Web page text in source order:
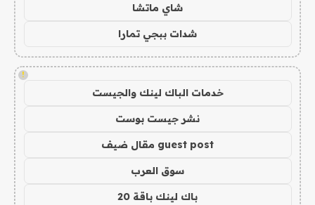
شاي ماتشا
شدات ببجي تمارا
!
خدمات الباك لينك والجيست
نشر جيست بوست
guest post مقال ضيف
سوق العرب
باك لينك باقة 20